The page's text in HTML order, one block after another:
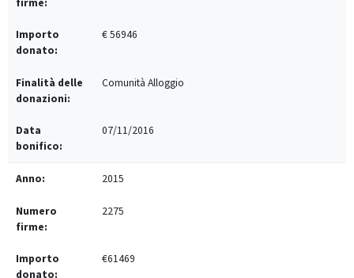
€ 56946
Comunità Alloggio
07/11/2016
2015
2275
€61469